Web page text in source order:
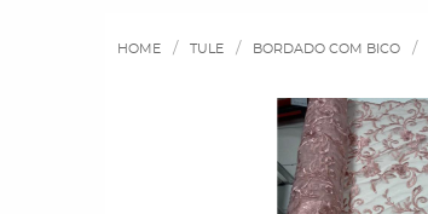
HOME TULE BORDADO COM BICO